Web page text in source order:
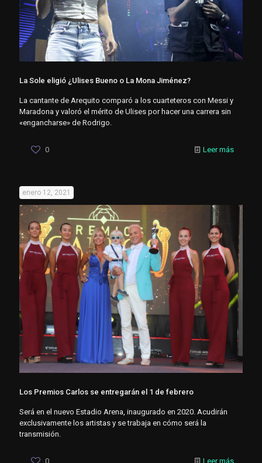
La Sole eligió ¿Ulises Bueno o La Mona Jiménez?
La cantante de Arequito comparó a los cuarteteros con Messi y
Maradona y valoró el mérito de Ulises por hacer una carrera sin
«engancharse» de Rodrigo.
0 Leer más
enero 12, 2021
Los Premios Carlos se entregarán el 1 de febrero
Será en el nuevo Estadio Arena, inaugurado en 2020. Acudirán
exclusivamente los artistas y se trabaja en cómo será la
transmisión.
0 Leer más